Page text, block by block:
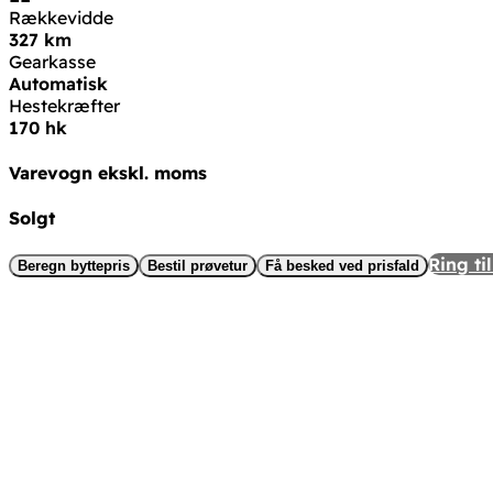
Rækkevidde
327 km
Gearkasse
Automatisk
Hestekræfter
170 hk
Varevogn ekskl. moms
Solgt
Beregn byttepris Bestil prøvetur Få besked ved prisfald Ring